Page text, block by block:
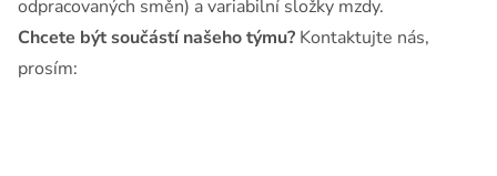
odpracovaných směn) a variabilní složky mzdy.
Chcete být součástí našeho týmu? Kontaktujte nás,
prosím: